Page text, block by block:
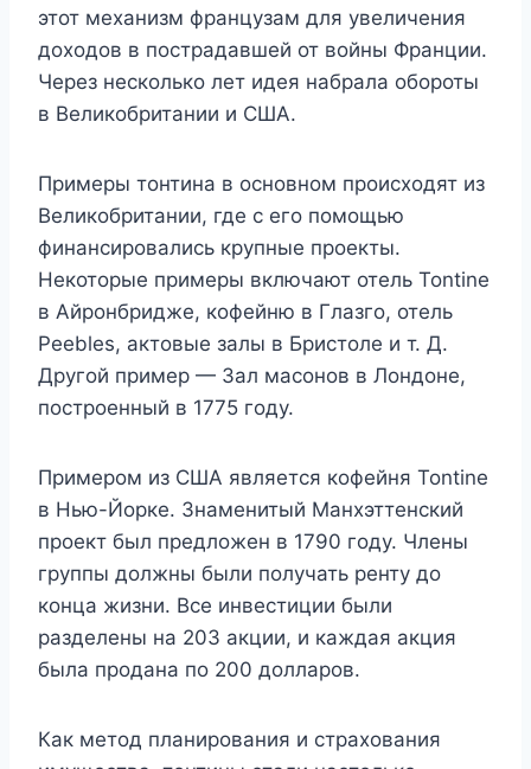
этот механизм французам для увеличения
доходов в пострадавшей от войны Франции.
Через несколько лет идея набрала обороты
в Великобритании и США.
Примеры тонтина в основном происходят из
Великобритании, где с его помощью
финансировались крупные проекты.
Некоторые примеры включают отель Tontine
в Айронбридже, кофейню в Глазго, отель
Peebles, актовые залы в Бристоле и т. Д.
Другой пример — Зал масонов в Лондоне,
построенный в 1775 году.
Примером из США является кофейня Tontine
в Нью-Йорке. Знаменитый Манхэттенский
проект был предложен в 1790 году. Члены
группы должны были получать ренту до
конца жизни. Все инвестиции были
разделены на 203 акции, и каждая акция
была продана по 200 долларов.
Как метод планирования и страхования